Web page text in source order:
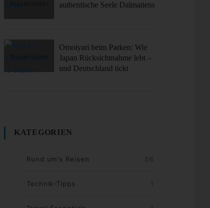
authentische Seele Dalmatiens
Omoiyari beim Parken: Wie
Japan Rücksichtnahme lebt –
und Deutschland tickt
KATEGORIEN
Rund um's Reisen 56
Technik-Tipps 1